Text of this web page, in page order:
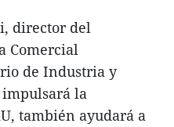
director del
Comercial
de Industria y
impulsará la
también ayudará a